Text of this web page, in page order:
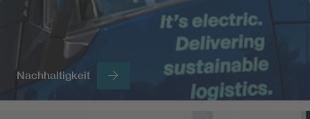
Nachhaltigkeit